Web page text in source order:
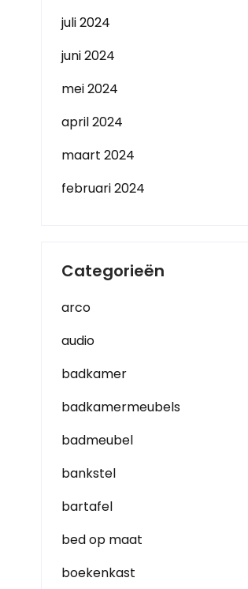
juli 2024
juni 2024
mei 2024
april 2024
maart 2024
februari 2024
Categorieën
arco
audio
badkamer
badkamermeubels
badmeubel
bankstel
bartafel
bed op maat
boekenkast